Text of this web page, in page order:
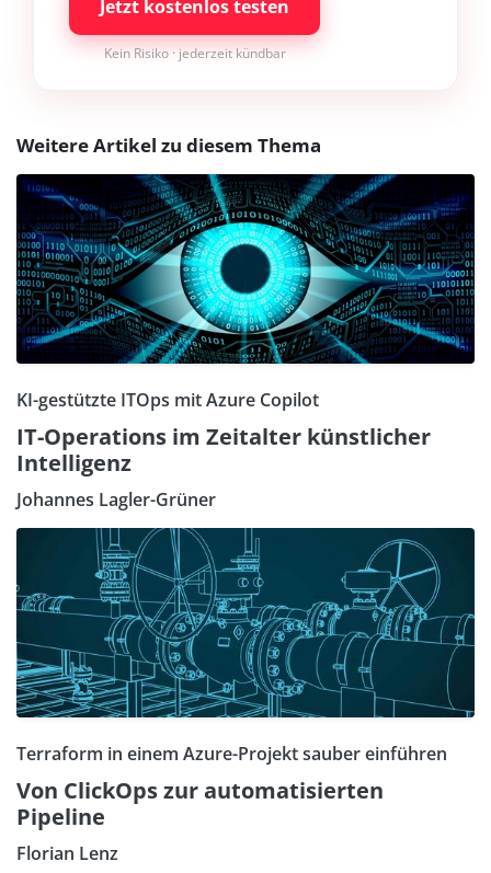
Jetzt kostenlos testen
Kein Risiko · jederzeit kündbar
Weitere Artikel zu diesem Thema
KI-gestützte ITOps mit Azure Copilot
IT-Operations im Zeitalter künstlicher
Intelligenz
Johannes Lagler-Grüner
Terraform in einem Azure-Projekt sauber einführen
Von ClickOps zur automatisierten
Pipeline
Florian Lenz